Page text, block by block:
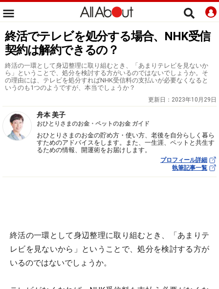
終活でテレビを処分する場合、NHK受信
契約は解約できるの？
終活の一環として身辺整理に取り組むとき、「あまりテレビを見ないか
ら」ということで、処分を検討する方がいるのではないでしょうか。そ
の理由には、テレビを処分すればNHK受信料の支払いが必要なくなると
いうのも1つのようですが、本当でしょうか？
更新日： 2023年10月29日
舟本 美子
おひとりさまのお金・ペットのお金 ガイド
おひとりさまのお金の貯め方・使い方、老後を自分らしく暮ら
すためのアドバイスをします。また、一生涯、ペットと共生す
るための情報、開運術をお届けします。
プロフィール詳細
執筆記事一覧
終活の一環として身辺整理に取り組むとき、「あまりテ
レビを見ないから」ということで、処分を検討する方が
いるのではないでしょうか。